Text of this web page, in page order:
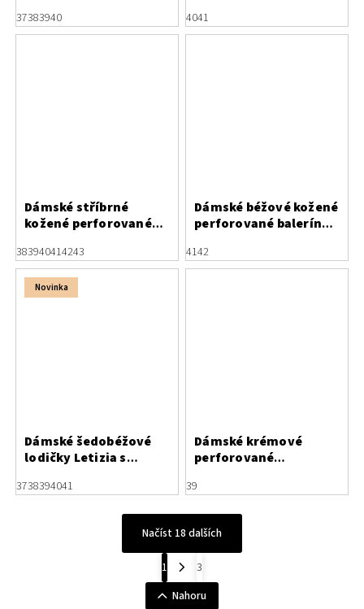
37383940 4041
Dámské stříbrné
kožené perforované
mašlí
383940414243
Dámské béžové kožené
perforované baleríny
4142
Novinka
Dámské šedobéžové
lodičky Letizia s
3738394041
Dámské krémové
perforované
39
Načíst 18 dalších
1
3
Nahoru